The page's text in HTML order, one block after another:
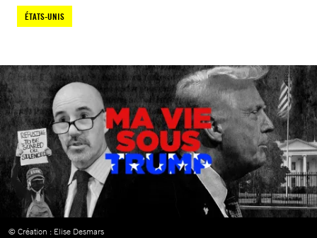
ÉTATS-UNIS
© Création : Elise Desmars